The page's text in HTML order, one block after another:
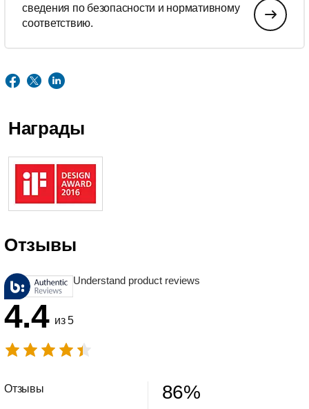
сведения по безопасности и нормативному
соответствию.
Награды
Отзывы
Understand product reviews
4.4 из 5
Отзывы 86%